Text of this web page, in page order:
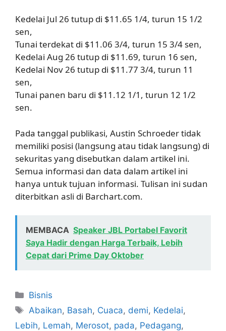
Kedelai Jul 26 tutup di $11.65 1/4, turun 15 1/2
sen,
Tunai terdekat di $11.06 3/4, turun 15 3/4 sen,
Kedelai Aug 26 tutup di $11.69, turun 16 sen,
Kedelai Nov 26 tutup di $11.77 3/4, turun 11
sen,
Tunai panen baru di $11.12 1/1, turun 12 1/2
sen.
Pada tanggal publikasi, Austin Schroeder tidak
memiliki posisi (langsung atau tidak langsung) di
sekuritas yang disebutkan dalam artikel ini.
Semua informasi dan data dalam artikel ini
hanya untuk tujuan informasi. Tulisan ini sudan
diterbitkan asli di Barchart.com.
MEMBACA Speaker JBL Portabel Favorit
Saya Hadir dengan Harga Terbaik, Lebih
Cepat dari Prime Day Oktober
Kategori
Bisnis
Tag
Abaikan, Basah, Cuaca, demi, Kedelai,
Lebih, Lemah, Merosot, pada, Pedagang,